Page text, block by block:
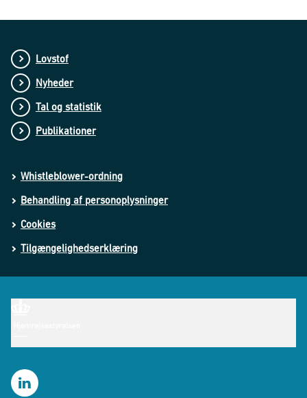
Lovstof
Nyheder
Tal og statistik
Publikationer
Whistleblower-ordning
Behandling af personoplysninger
Cookies
Tilgængelighedserklæring
LinkedIn